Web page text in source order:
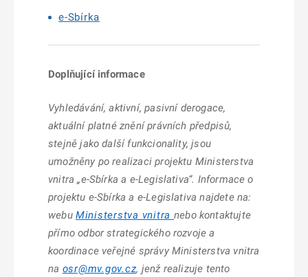
e-Sbírka
Doplňující informace
Vyhledávání, aktivní, pasivní derogace,
aktuální platné znění právních předpisů,
stejně jako další funkcionality, jsou
umožněny po realizaci projektu Ministerstva
vnitra „e-Sbírka a e-Legislativa“. Informace o
projektu e-Sbírka a e-Legislativa najdete na:
webu Ministerstva vnitra nebo kontaktujte
přímo odbor strategického rozvoje a
koordinace veřejné správy Ministerstva vnitra
na osr@mv.gov.cz, jenž realizuje tento